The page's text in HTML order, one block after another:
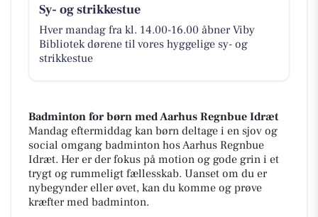
Sy- og strikkestue
Hver mandag fra kl. 14.00-16.00 åbner Viby
Bibliotek dørene til vores hyggelige sy- og
strikkestue
Badminton for børn med Aarhus Regnbue Idræt
Mandag eftermiddag kan børn deltage i en sjov og
social omgang badminton hos Aarhus Regnbue
Idræt. Her er der fokus på motion og gode grin i et
trygt og rummeligt fællesskab. Uanset om du er
nybegynder eller øvet, kan du komme og prøve
kræfter med badminton.